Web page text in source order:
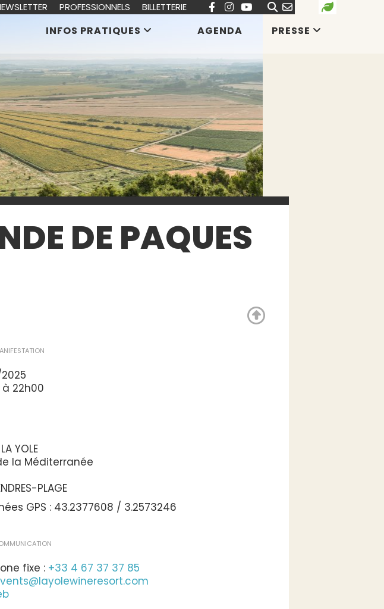
DE PAQUES
à 22h00
YOLE
la Méditerranée
PLAGE
GPS : 43.2377608 / 3.2573246
fixe : +33 4 67 37 37 85
INFOS PRATIQUES AGENDA PRESSE
PROFESSIONNELS BILLETTERIE